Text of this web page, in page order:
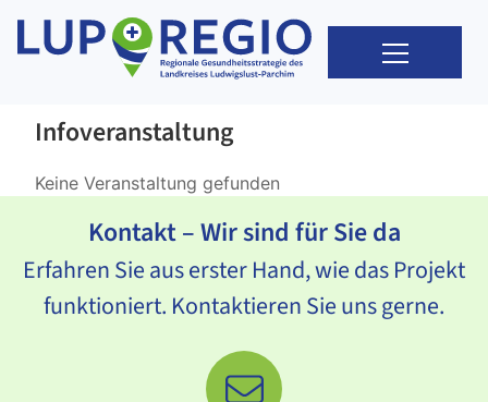
Infoveranstaltung
Keine Veranstaltung gefunden
Kontakt – Wir sind für Sie da
Erfahren Sie aus erster Hand, wie das Projekt
funktioniert. Kontaktieren Sie uns gerne.